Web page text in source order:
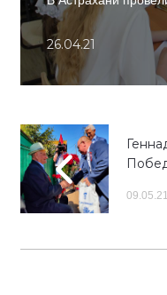
26.04.21
09.05.21